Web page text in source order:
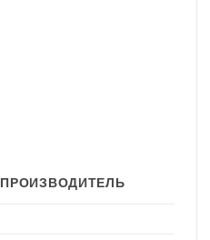
ПРОИЗВОДИТЕЛЬ